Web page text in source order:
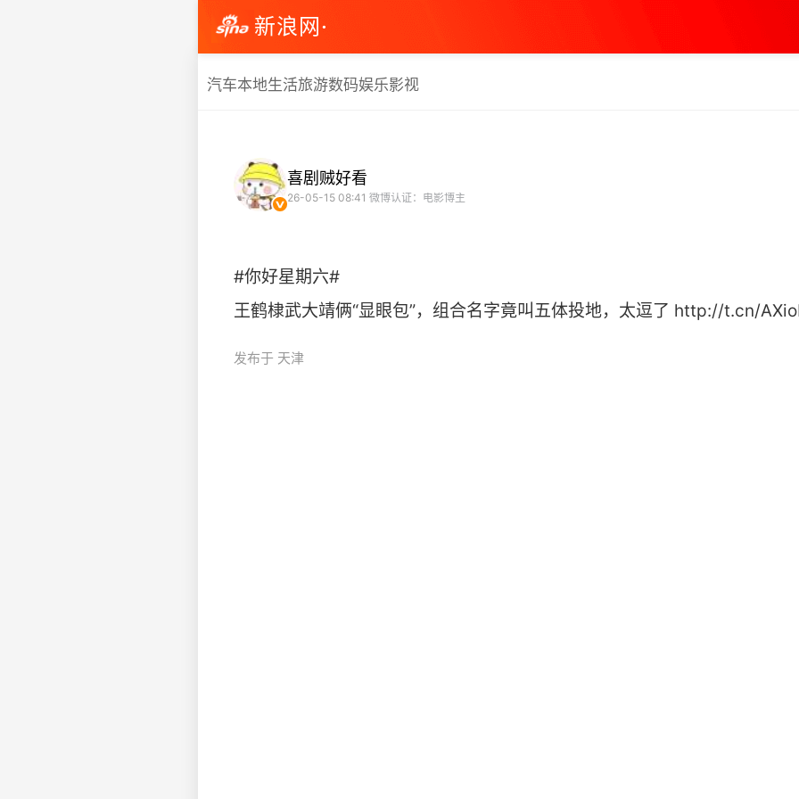
新浪网·
汽车本地生活旅游数码娱乐影视
喜剧贼好看
26-05-15 08:41 微博认证：电影博主
#你好星期六#
王鹤棣武大靖俩“显眼包”，组合名字竟叫五体投地，太逗了 http://t.cn/
发布于 天津